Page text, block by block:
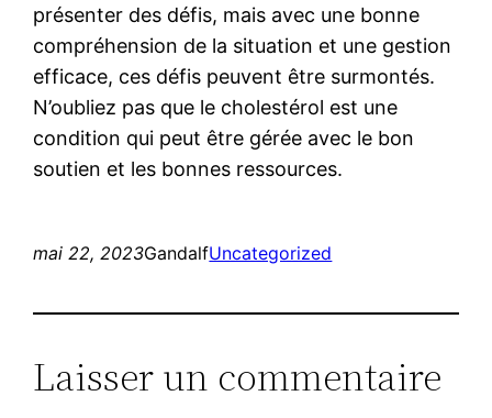
présenter des défis, mais avec une bonne
compréhension de la situation et une gestion
efficace, ces défis peuvent être surmontés.
N’oubliez pas que le cholestérol est une
condition qui peut être gérée avec le bon
soutien et les bonnes ressources.
mai 22, 2023GandalfUncategorized
Laisser un commentaire